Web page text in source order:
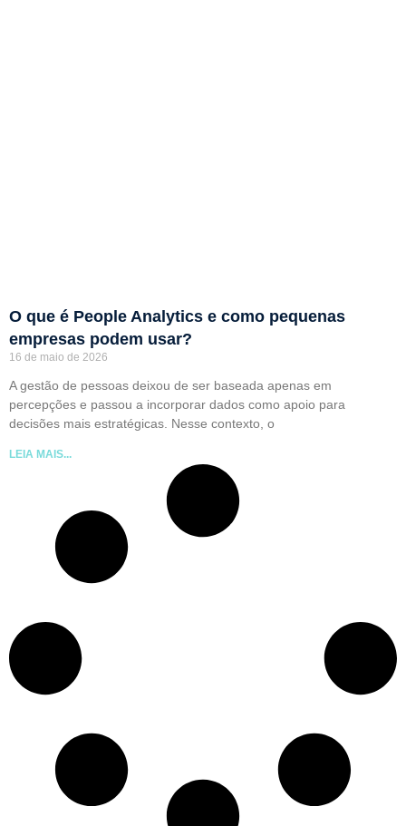
O que é People Analytics e como pequenas
empresas podem usar?
16 de maio de 2026
A gestão de pessoas deixou de ser baseada apenas em
percepções e passou a incorporar dados como apoio para
decisões mais estratégicas. Nesse contexto, o
LEIA MAIS...